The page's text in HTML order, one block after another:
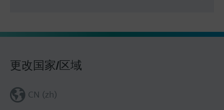
更改国家/区域
CN (zh)